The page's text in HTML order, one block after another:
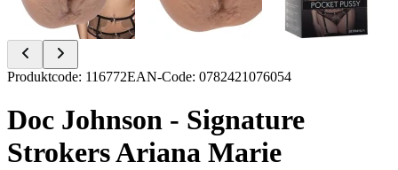
Item
of
Produktcode: 116772EAN-Code: 0782421076054
Doc Johnson - Signature
Strokers Ariana Marie